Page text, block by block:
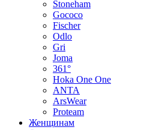
Stoneham
Gococo
Fischer
Odlo
Gri
Joma
361°
Hoka One One
ANTA
ArsWear
Proteam
Женщинам